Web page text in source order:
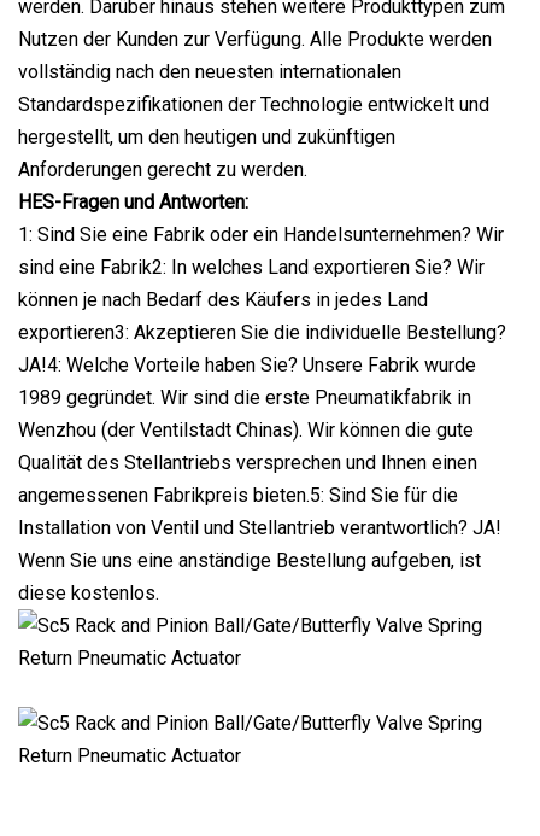
werden. Darüber hinaus stehen weitere Produkttypen zum
Nutzen der Kunden zur Verfügung. Alle Produkte werden
vollständig nach den neuesten internationalen
Standardspezifikationen der Technologie entwickelt und
hergestellt, um den heutigen und zukünftigen
Anforderungen gerecht zu werden.
HES-Fragen und Antworten:
1: Sind Sie eine Fabrik oder ein Handelsunternehmen? Wir
sind eine Fabrik2: In welches Land exportieren Sie? Wir
können je nach Bedarf des Käufers in jedes Land
exportieren3: Akzeptieren Sie die individuelle Bestellung?
JA!4: Welche Vorteile haben Sie? Unsere Fabrik wurde
1989 gegründet. Wir sind die erste Pneumatikfabrik in
Wenzhou (der Ventilstadt Chinas). Wir können die gute
Qualität des Stellantriebs versprechen und Ihnen einen
angemessenen Fabrikpreis bieten.5: Sind Sie für die
Installation von Ventil und Stellantrieb verantwortlich? JA!
Wenn Sie uns eine anständige Bestellung aufgeben, ist
diese kostenlos.